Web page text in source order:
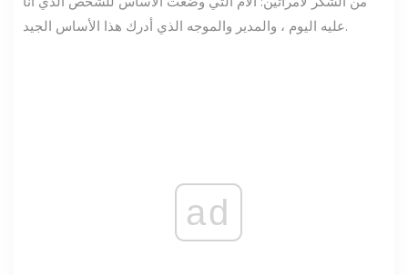
عليه اليوم ، والمدير والموجه الذي أدرك هذا الأساس الجيد.
ad